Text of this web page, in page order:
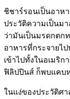
ชิชาร์รอนเป็นอาห
ประวัติความเป็นม
ว่ามันเป็นมรดกตก
อาหารที่กระจายไ
เข้าไปทั้งในอเมริ
ฟิลิปปินส์ ก็พบแคบ
ในแง่ของประวัติศ